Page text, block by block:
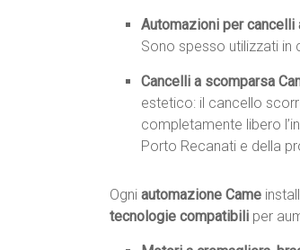
Automazioni per cancelli
Sono spesso utilizzati
Cancelli a scomparsa
estetico: il cancello
completamente libero
Porto Recanati e della
Ogni automazione Came
tecnologie compatibili per